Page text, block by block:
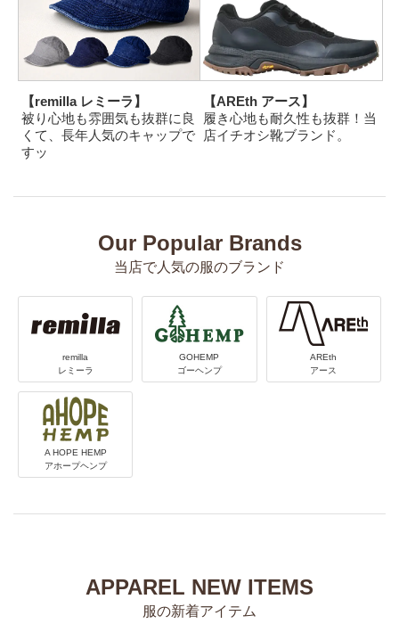
【remilla レミーラ】
被り心地も雰囲気も抜群に良
くて、長年人気のキャップで
すッ
【AREth アース】
履き心地も耐久性も抜群！当
店イチオシ靴ブランド。
Our Popular Brands
当店で人気の服のブランド
remilla
レミーラ
GOHEMP
ゴーヘンプ
AREth
アース
A HOPE HEMP
アホープヘンプ
APPAREL NEW ITEMS
服の新着アイテム